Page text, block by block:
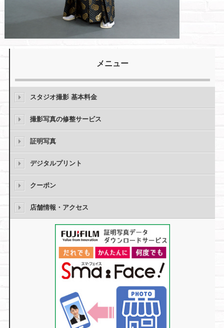
メニュー
スタジオ撮影 基本料金
撮影写真の修整サービス
証明写真
デジタルプリント
クーポン
店舗情報・アクセス